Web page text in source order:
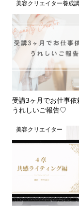
美容クリエイター養成
受講3ヶ月でお仕事依
うれしいご報告♡
美容クリエイター